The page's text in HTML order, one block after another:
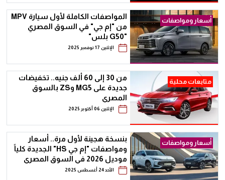
أسعار ومواصفات
المواصفات الكاملة لأول سيارة MPV
من "إم جي" في السوق المصري
"G50 بلس"
الإثنين 17 نوفمبر 2025
متابعات محلية
من 30 إلى 60 ألف جنيه.. تخفيضات
جديدة على MG5 وZS بالسوق
المصري
الإثنين 06 أكتوبر 2025
أسعار ومواصفات
بنسخة هجينة لأول مرة.. أسعار
ومواصفات "إم جي HS" الجديدة كلياً
موديل 2026 في السوق المصري
الأحد 24 أغسطس 2025